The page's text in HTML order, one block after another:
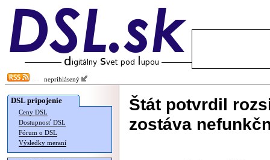
neprihlásený
DSL pripojenie
Ceny DSL
Dostupnosť DSL
Fórum o DSL
Výsledky meraní
Štát potvrdil
zostáva